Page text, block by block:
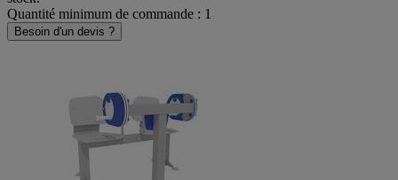
Quantité minimum de commande : 1
Besoin d'un devis ?